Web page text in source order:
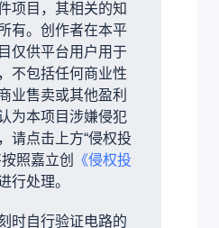
项目，其相关的知
有。创作者在本平
仅供平台用户用于
不包括任何商业性
业售卖或其他盈利
为本项目涉嫌侵犯
请点击上方“侵权投
照嘉立创
《侵权投
行处理。
时自行验证电路的